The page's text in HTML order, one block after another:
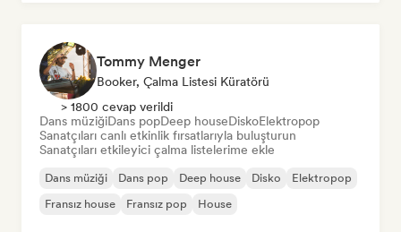
Tommy Menger
Booker, Çalma Listesi Küratörü
> 1800 cevap verildi
Dans müziğiDans popDeep houseDiskoElektropop
Sanatçıları canlı etkinlik fırsatlarıyla buluşturun
Sanatçıları etkileyici çalma listelerime ekle
Dans müziği Dans pop Deep house Disko
Elektropop
Fransız house
Fransız pop House